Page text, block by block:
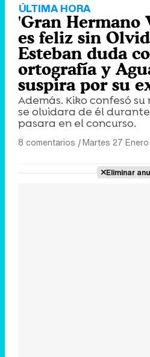
ÚLTIMA HORA
'Gran Hermano
es feliz sin
Esteban duda
ortografía y
suspira por su
Además. Kiko confesó
se olvidara de él durante
pasara en el concurso.
8 comentarios |Martes 27
Eliminar